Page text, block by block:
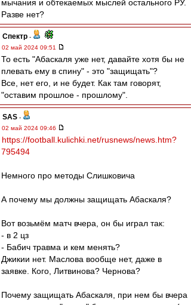
мычания и обтекаемых мыслей остального РУ.
Разве нет?
Спектр -
02 май 2024 09:51
То есть "Абаскаля уже нет, давайте хотя бы не
плевать ему в спину" - это "защищать"?
Все, нет его, и не будет. Как там говорят,
"оставим прошлое - прошлому".
SAS -
02 май 2024 09:46
https://football.kulichki.net/rusnews/news.htm?
795494
Немного про методы Слишковича
А почему мы должны защищать Абаскаля?
Вот возьмём матч вчера, он бы играл так:
- в 2 цз
- Бабич травма и кем менять?
Джикии нет. Маслова вообще нет, даже в
заявке. Кого, Литвинова? Чернова?
Почему защищать Абаскаля, при нем бы вчера